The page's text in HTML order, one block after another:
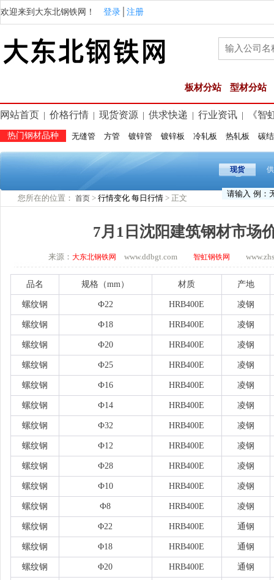
欢迎来到大东北钢铁网！ 登录 注册
板材分站 型材分站
网站首页 价格行情 现货资源 供求快递 行业资讯 《智
热门钢材品种 无缝管 方管 镀锌管 镀锌板 冷轧板 热轧板 碳
现货
您所在的位置： 首页 > 行情变化 每日行情 > 正文
7月1日沈阳建筑钢材市场
来源： 大东北钢铁网 www.ddbgt.com 智虹钢铁网
品名 规格（mm） 材质 产地
螺纹钢 Ф22 HRB400E 凌钢
螺纹钢 Ф18 HRB400E 凌钢
螺纹钢 Ф20 HRB400E 凌钢
螺纹钢 Ф25 HRB400E 凌钢
螺纹钢 Ф16 HRB400E 凌钢
螺纹钢 Ф14 HRB400E 凌钢
螺纹钢 Ф32 HRB400E 凌钢
螺纹钢 Ф12 HRB400E 凌钢
螺纹钢 Ф28 HRB400E 凌钢
螺纹钢 Ф10 HRB400E 凌钢
螺纹钢 Ф8 HRB400E 凌钢
螺纹钢 Φ22 HRB400E 通钢
螺纹钢 Φ18 HRB400E 通钢
螺纹钢 Φ20 HRB400E 通钢